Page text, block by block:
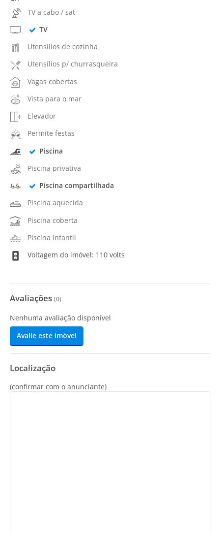
TV a cabo / sat
TV
Utensílios de cozinha
Utensílios p/ churrasqueira
Vagas cobertas
Vista para o mar
Elevador
Permite festas
Piscina
Piscina privativa
Piscina compartilhada
Piscina aquecida
Piscina coberta
Piscina infantil
Voltagem do imóvel: 110 volts
Avaliações (0)
Nenhuma avaliação disponível
Avalie este imóvel
Localização
(confirmar com o anunciante)